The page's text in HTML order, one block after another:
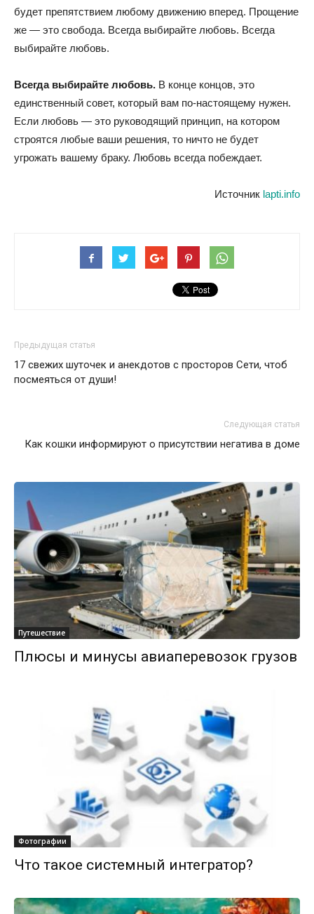
будет препятствием любому движению вперед. Прощение
же — это свобода. Всегда выбирайте любовь. Всегда
выбирайте любовь.
Всегда выбирайте любовь. В конце концов, это
единственный совет, который вам по-настоящему нужен.
Если любовь — это руководящий принцип, на котором
строятся любые ваши решения, то ничто не будет
угрожать вашему браку. Любовь всегда побеждает.
Источник lapti.info
Предыдущая статья
17 свежих шуточек и анекдотов с просторов Сети, чтоб
посмеяться от души!
Следующая статья
Как кошки информируют о присутствии негатива в доме
Путешествие
Плюсы и минусы авиаперевозок грузов
Фотографии
Что такое системный интегратор?